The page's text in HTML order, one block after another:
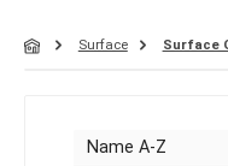
Surface Surface